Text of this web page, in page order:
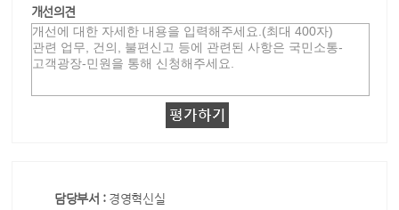
개선의견
담당부서 : 경영혁신실